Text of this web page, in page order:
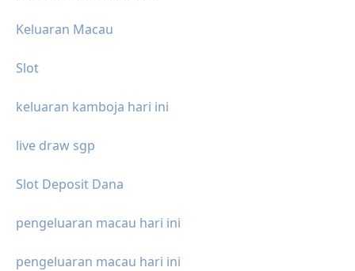
Keluaran Macau
Slot
keluaran kamboja hari ini
live draw sgp
Slot Deposit Dana
pengeluaran macau hari ini
pengeluaran macau hari ini